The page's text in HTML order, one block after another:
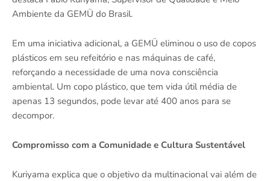
Ambiente da GEMÜ do Brasil.
Em uma iniciativa adicional, a GEMÜ eliminou o uso de copos
plásticos em seu refeitório e nas máquinas de café,
reforçando a necessidade de uma nova consciência
ambiental. Um copo plástico, que tem vida útil média de
apenas 13 segundos, pode levar até 400 anos para se
decompor.
Compromisso com a Comunidade e Cultura Sustentável
Kuriyama explica que o objetivo da multinacional vai além de